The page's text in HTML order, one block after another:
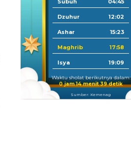
Dzuhur 12:02
Ashar 15:23
Maghrib 17:58
Isya 19:09
Waktu sholat berikutnya dalam:
0 jam 14 menit 37 detik
Sumber: Kemenag